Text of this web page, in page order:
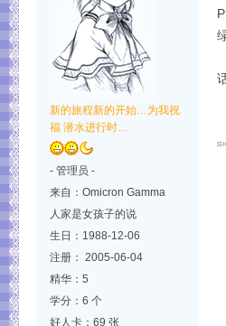
新的旅程新的开始…为我祝
福 潜水进行时…
- 管理员 -
来自：Omicron Gamma
人家是女孩子的说
生日：1988-12-06
注册： 2005-06-04
精华：5
学分：6 个
好人卡：69 张